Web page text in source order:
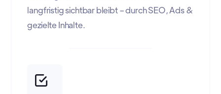
langfristig sichtbar bleibt – durch SEO, Ads &
gezielte Inhalte.